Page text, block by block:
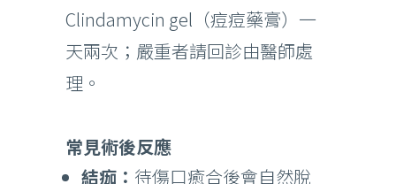
Clindamycin gel（痘痘藥膏）一
天兩次；嚴重者請回診由醫師處
理。
常見術後反應
結痂： 待傷口癒合後會自然脫